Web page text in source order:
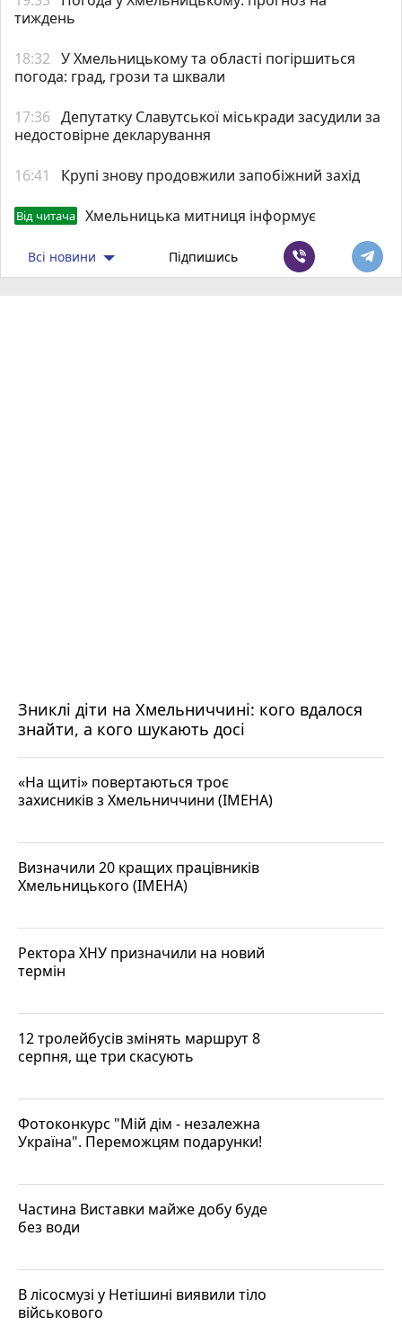
тиждень
18:32 У Хмельницькому та області погіршиться
погода: град, грози та шквали
17:36 Депутатку Славутської міськради засудили за
недостовірне декларування
16:41 Крупі знову продовжили запобіжний захід
Від читача Хмельницька митниця інформує
Всі новини Підпишись
Зниклі діти на Хмельниччині: кого вдалося
знайти, а кого шукають досі
«На щиті» повертаються троє
захисників з Хмельниччини (ІМЕНА)
Визначили 20 кращих працівників
Хмельницького (ІМЕНА)
Ректора ХНУ призначили на новий
термін
12 тролейбусів змінять маршрут 8
серпня, ще три скасують
Фотоконкурс "Мій дім - незалежна
Україна". Переможцям подарунки!
Частина Виставки майже добу буде
без води
В лісосмузі у Нетішині виявили тіло
військового